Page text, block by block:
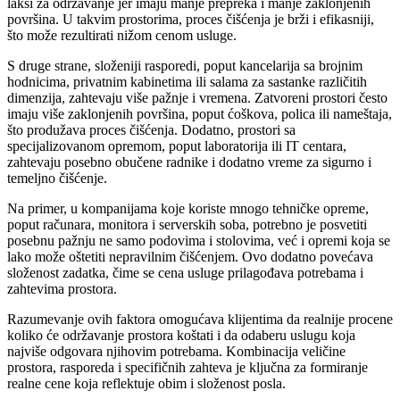
lakši za održavanje jer imaju manje prepreka i manje zaklonjenih
površina. U takvim prostorima, proces čišćenja je brži i efikasniji,
što može rezultirati nižom cenom usluge.
S druge strane, složeniji rasporedi, poput kancelarija sa brojnim
hodnicima, privatnim kabinetima ili salama za sastanke različitih
dimenzija, zahtevaju više pažnje i vremena. Zatvoreni prostori često
imaju više zaklonjenih površina, poput ćoškova, polica ili nameštaja,
što produžava proces čišćenja. Dodatno, prostori sa
specijalizovanom opremom, poput laboratorija ili IT centara,
zahtevaju posebno obučene radnike i dodatno vreme za sigurno i
temeljno čišćenje.
Na primer, u kompanijama koje koriste mnogo tehničke opreme,
poput računara, monitora i serverskih soba, potrebno je posvetiti
posebnu pažnju ne samo podovima i stolovima, već i opremi koja se
lako može oštetiti nepravilnim čišćenjem. Ovo dodatno povećava
složenost zadatka, čime se cena usluge prilagođava potrebama i
zahtevima prostora.
Razumevanje ovih faktora omogućava klijentima da realnije procene
koliko će održavanje prostora koštati i da odaberu uslugu koja
najviše odgovara njihovim potrebama. Kombinacija veličine
prostora, rasporeda i specifičnih zahteva je ključna za formiranje
realne cene koja reflektuje obim i složenost posla.